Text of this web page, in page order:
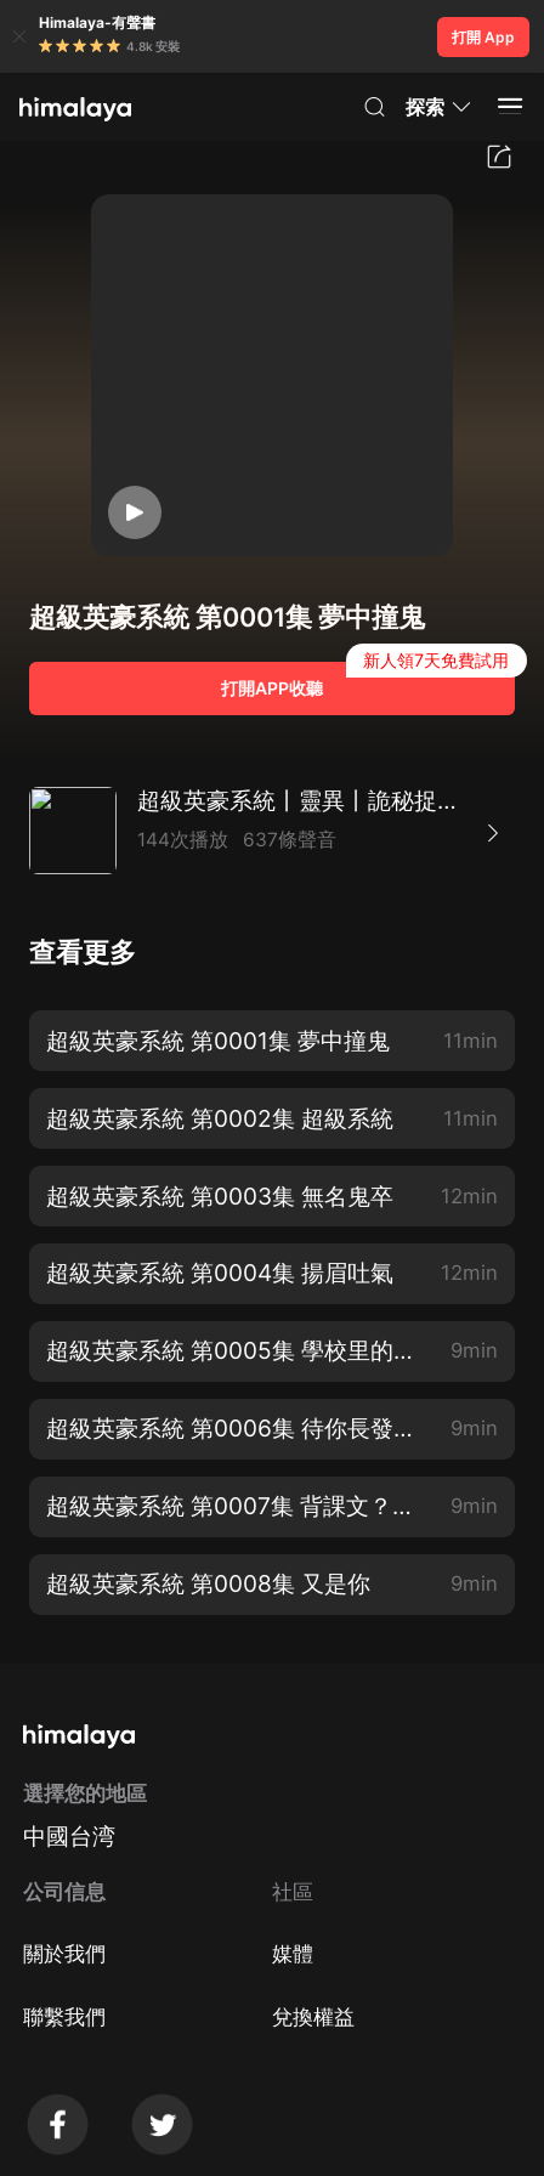
Himalaya-有聲書
4.8k 安裝
打開 App
探索
超級英豪系統 第0001集 夢中撞鬼
打開APP收聽
新人領7天免費試用
超級英豪系統丨靈異丨詭秘捉鬼丨無敵系統
144次播放 637條聲音
查看更多
超級英豪系統 第0001集 夢中撞鬼 11min
超級英豪系統 第0002集 超級系統 11min
超級英豪系統 第0003集 無名鬼卒 12min
超級英豪系統 第0004集 揚眉吐氣 12min
超級英豪系統 第0005集 學校里的不太平 9min
超級英豪系統 第0006集 待你長發及腰… 9min
超級英豪系統 第0007集 背課文？小菜一碟 9min
超級英豪系統 第0008集 又是你 9min
選擇您的地區
中國台湾
公司信息
關於我們
聯繫我們
社區
媒體
兌換權益